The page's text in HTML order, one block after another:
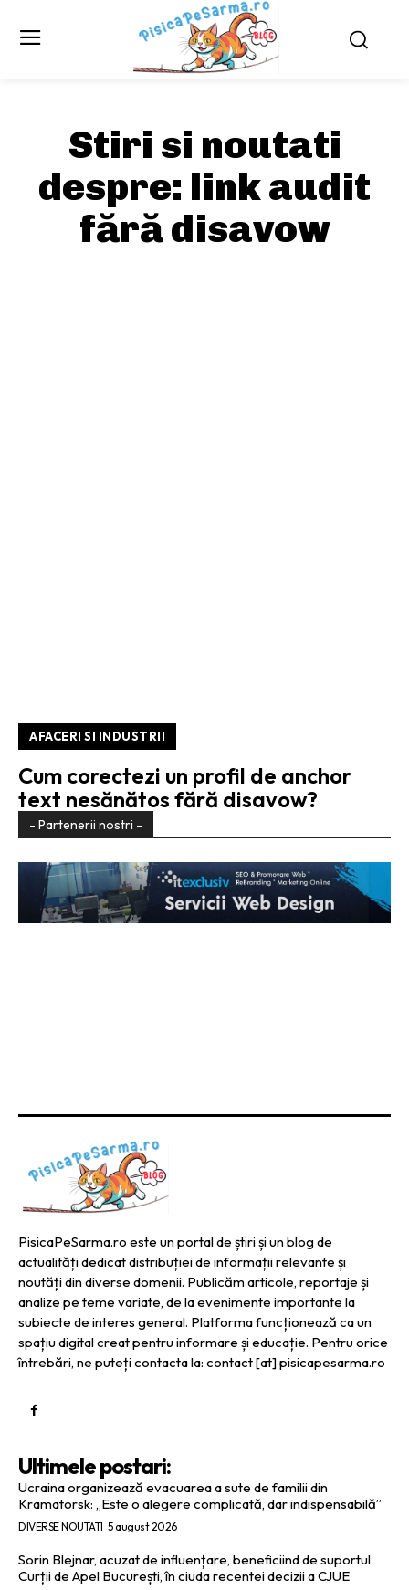
Stiri si noutati
despre: link audit
fără disavow
AFACERI SI INDUSTRII
Cum corectezi un profil de anchor
text nesănătos fără disavow?
- Partenerii nostri -
PisicaPeSarma.ro este un portal de știri și un blog de
actualități dedicat distribuției de informații relevante și
noutăți din diverse domenii. Publicăm articole, reportaje și
analize pe teme variate, de la evenimente importante la
subiecte de interes general. Platforma funcționează ca un
spațiu digital creat pentru informare și educație. Pentru orice
întrebări, ne puteți contacta la: contact [at] pisicapesarma.ro
Ultimele postari:
Ucraina organizează evacuarea a sute de familii din
Kramatorsk: „Este o alegere complicată, dar indispensabilă”
DIVERSE NOUTATI 5 august 2026
Sorin Blejnar, acuzat de influențare, beneficiind de suportul
Curții de Apel București, în ciuda recentei decizii a CJUE